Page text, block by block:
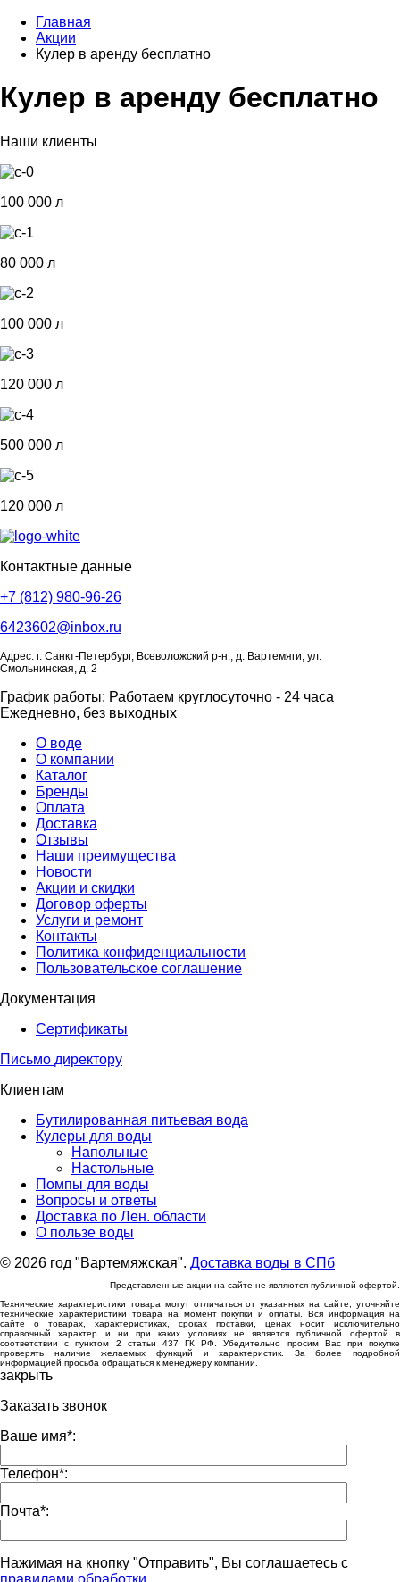
Главная
Акции
Кулер в аренду бесплатно
Кулер в аренду бесплатно
Наши клиенты
100 000 л
80 000 л
100 000 л
120 000 л
500 000 л
120 000 л
Контактные данные
+7 (812) 980-96-26
6423602@inbox.ru
Адрес: г. Санкт-Петербург, Всеволожский р-н., д. Вартемяги, ул.
Смольнинская, д. 2
График работы: Работаем круглосуточно - 24 часа
Ежедневно, без выходных
О воде
О компании
Каталог
Бренды
Оплата
Доставка
Отзывы
Наши преимущества
Новости
Акции и скидки
Договор оферты
Услуги и ремонт
Контакты
Политика конфиденциальности
Пользовательское соглашение
Документация
Сертификаты
Письмо директору
Клиентам
Бутилированная питьевая вода
Кулеры для воды
Напольные
Настольные
Помпы для воды
Вопросы и ответы
Доставка по Лен. области
О пользе воды
© 2026 год "Вартемяжская". Доставка воды в СПб
Представленные акции на сайте не являются публичной офертой.
Технические характеристики товара могут отличаться от указанных на сайте, уточняйте
технические характеристики товара на момент покупки и оплаты. Вся информация на
сайте о товарах, характеристиках, сроках поставки, ценах носит исключительно
справочный характер и ни при каких условиях не является публичной офертой в
соответствии с пунктом 2 статьи 437 ГК РФ. Убедительно просим Вас при покупке
проверять наличие желаемых функций и характеристик. За более подробной
информацией просьба обращаться к менеджеру компании.
закрыть
Заказать звонок
Ваше имя*:
Телефон*:
Почта*:
Нажимая на кнопку "Отправить", Вы соглашаетесь с
правилами обработки